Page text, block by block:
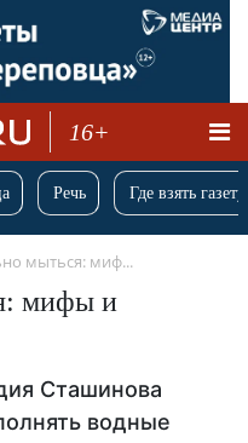
16+
Речь Где взять
мыться: миф...
мифы и
Сташинова
водные